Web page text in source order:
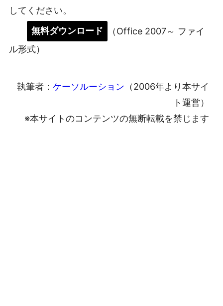
してください。
無料ダウンロード
（Office 2007～ ファイ
ル形式）
執筆者： ケーソルーション （2006年より本サイ
ト運営）
※本サイトのコンテンツの無断転載を禁じます